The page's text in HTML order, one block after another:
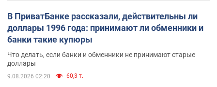
В ПриватБанке рассказали, действительны ли
доллары 1996 года: принимают ли обменники и
банки такие купюры
Что делать, если банки и обменники не принимают старые
доллары
9.08.2026 02:20 60,3 т.